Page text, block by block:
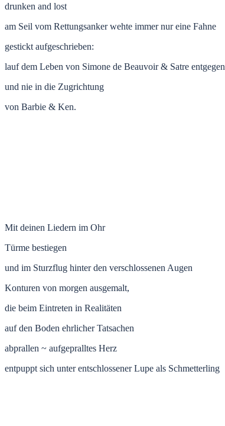
drunken and lost
am Seil vom Rettungsanker wehte immer nur eine Fahne
gestickt aufgeschrieben:
lauf dem Leben von Simone de Beauvoir & Satre entgegen
und nie in die Zugrichtung
von Barbie & Ken.
Mit deinen Liedern im Ohr
Türme bestiegen
und im Sturzflug hinter den verschlossenen Augen
Konturen von morgen ausgemalt,
die beim Eintreten in Realitäten
auf den Boden ehrlicher Tatsachen
abprallen ~ aufgepralltes Herz
entpuppt sich unter entschlossener Lupe als Schmetterling